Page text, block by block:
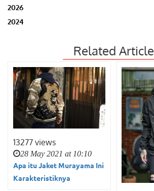
2026
2024
Related Article
13277 views
28 May 2021 at 10:10
Apa itu Jaket Murayama Ini
Karakteristiknya